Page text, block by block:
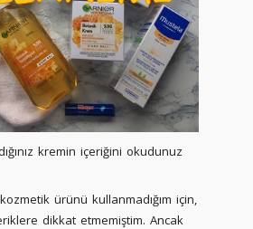
kremin içeriğini okudunuz
ürünü kullanmadığım için,
dikkat etmemiştim. Ancak